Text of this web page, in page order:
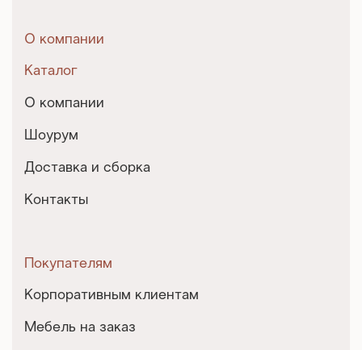
О компании
Каталог
О компании
Шоурум
Доставка и сборка
Контакты
Покупателям
Корпоративным клиентам
Мебель на заказ